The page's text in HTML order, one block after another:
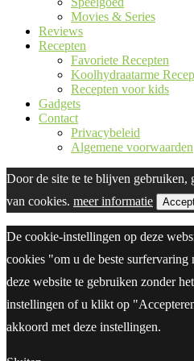
Movies & Series
Reviews
Recepten
Favoriete Recepten
Koolhydraatarme
Recepten voor kids
Gadgets
Contact
Privacybeleid
Algemene voorwaarden
Door de site te te blijven gebruiken,
van cookies. meer informatie
De cookie-instellingen op deze
cookies "om u de beste
deze website te gebruiken zonder
instellingen of u klikt op
akkoord met deze instellingen.